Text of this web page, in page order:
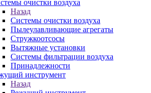
очистки воздуха
Назад
Системы очистки воздуха
Пылеулавливающие агрегаты
Стружкоотсосы
Вытяжные установки
Системы фильтрации воздуха
Принадлежности
инструмент
Назад